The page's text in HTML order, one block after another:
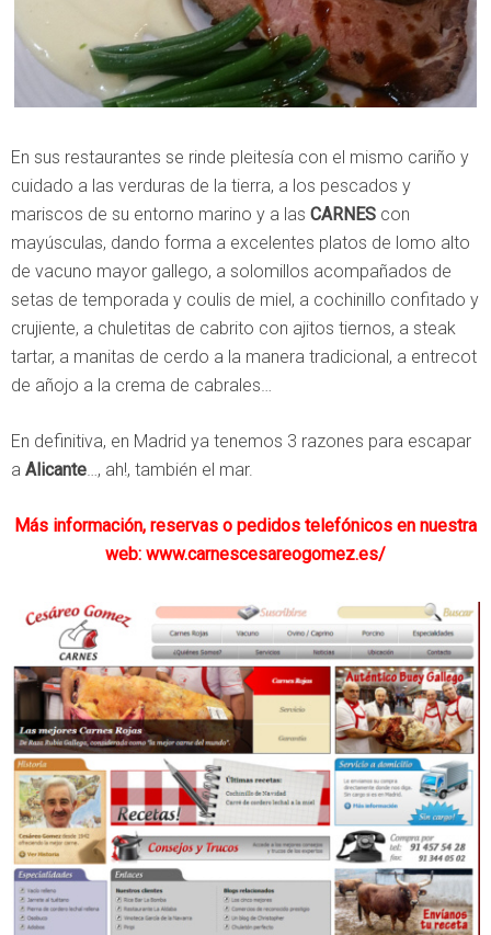
En sus restaurantes se rinde pleitesía con el mismo cariño y
cuidado a las verduras de la tierra, a los pescados y
mariscos de su entorno marino y a las CARNES con
mayúsculas, dando forma a excelentes platos de lomo alto
de vacuno mayor gallego, a solomillos acompañados de
setas de temporada y coulis de miel, a cochinillo confitado y
crujiente, a chuletitas de cabrito con ajitos tiernos, a steak
tartar, a manitas de cerdo a la manera tradicional, a entrecot
de añojo a la crema de cabrales…
En definitiva, en Madrid ya tenemos 3 razones para escapar
a Alicante…, ah!, también el mar.
Más información, reservas o pedidos telefónicos en nuestra
web: www.carnescesareogomez.es/